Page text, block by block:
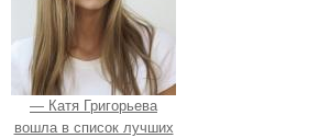
— Катя Григорьева
вошла в список лучших